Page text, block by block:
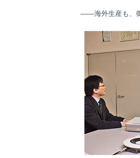
――海外生産も、